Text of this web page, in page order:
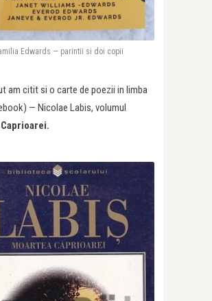
Edwards — parintii si doi copii
am citit si o carte de poezii in limba
— Nicolae Labis, volumul